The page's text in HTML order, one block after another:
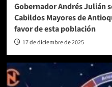
Gobernador Andrés Julián
Cabildos Mayores de
favor de esta población
17 de diciembre de 2025